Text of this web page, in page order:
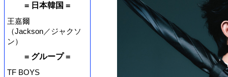
= 日本韓国 =
王嘉爾
（Jackson／ジャクソ
ン）
= グループ =
TF BOYS